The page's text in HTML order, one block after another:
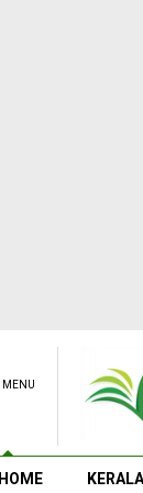
MENU
HOME KERALA